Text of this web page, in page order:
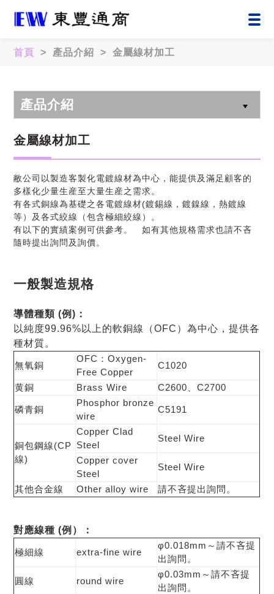
首頁 > 產品介紹 > 金屬線材加工
產品介紹
金屬線材加工
敝公司以製造客製化電鍍線材為中心，能提供及滿足顧客的
多樣化少量生産至大量生産之需求。
有各式銅線為基礎之各電鍍線材(鍍錫線，鍍鎳線，熱鍍線
等）及各式絞線（包含極細絞線）。
有以下的實績案例可供參考。 如有其他規格需求也請不吝
隨時提出詢問及詢價。
一般製造規格
導體種類 (例) ：
以純度99.96%以上的軟銅線（OFC）為中心，提供各
種材質。
無氧銅
OFC：Oxygen-
Free Copper
C1020
黄銅 Brass Wire C2600、C2700
磷青銅
Phosphor bronze
wire
C5191
銅包鋼線(CP
線)
Copper Clad
Steel
Steel Wire
Copper cover
Steel
Steel Wire
其他合金線 Other alloy wire 請不吝提出詢問。
對應線種 (例） ：
極細線 extra-fine wire
φ0.018mm～請不吝提
出詢問。
圓線 round wire
φ0.03mm～請不吝提
出詢問。